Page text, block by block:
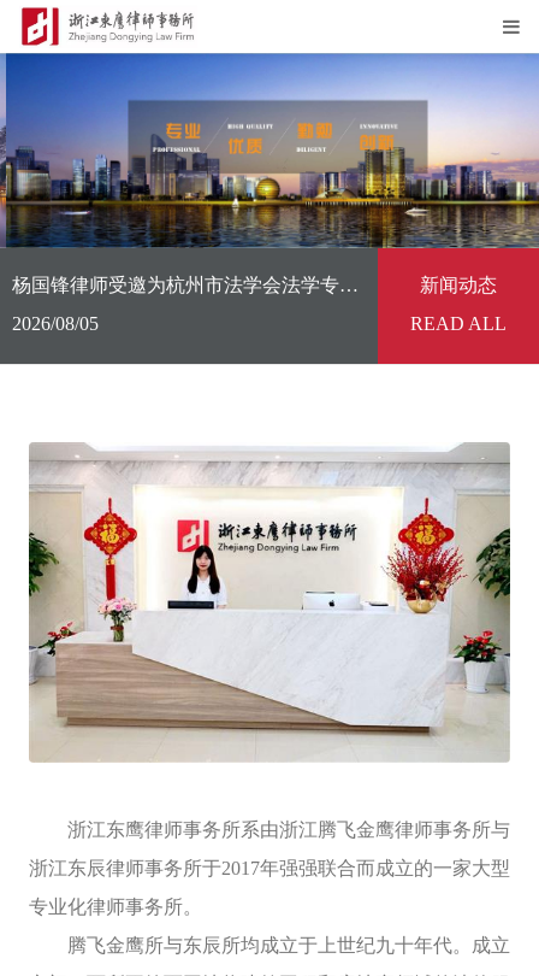
杨国锋律师受邀为杭州市法学会法学专家基层行（淳安站）暨“法护千岛·筑安澜”建设工程司法实务宣讲活动作专题授课
2026/08/05
新闻动态
READ ALL
浙江东鹰律师事务所系由浙江腾飞金鹰律师事务所与
浙江东辰律师事务所于2017年强强联合而成立的一家大型
专业化律师事务所。
腾飞金鹰所与东辰所均成立于上世纪九十年代。成立